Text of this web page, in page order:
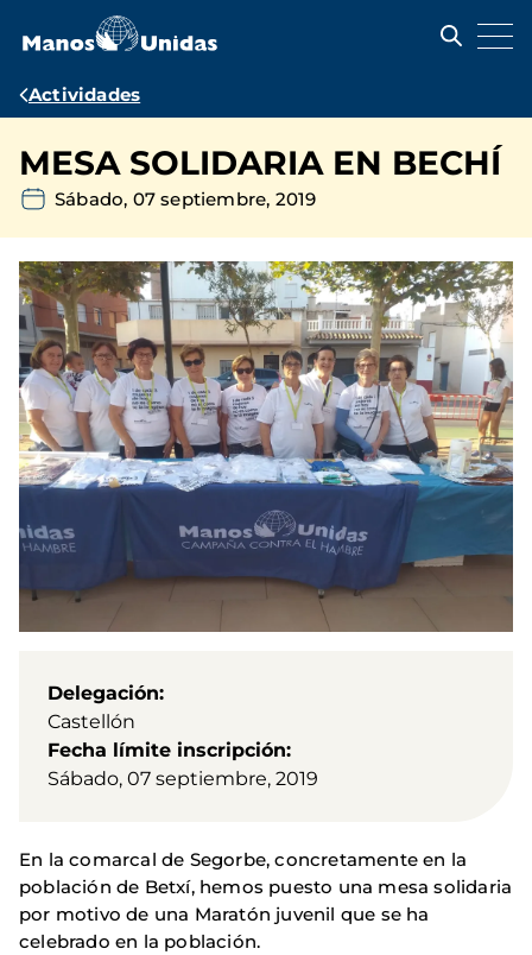
contenido
Ruta
navegación
Actividades
MESA SOLIDARIA EN BECHÍ
Sábado, 07 septiembre, 2019
Delegación
Castellón
Fecha límite inscripción
Sábado, 07 septiembre, 2019
En la comarcal de Segorbe, concretamente en la
población de Betxí, hemos puesto una mesa solidaria
por motivo de una Maratón juvenil que se ha
celebrado en la población.